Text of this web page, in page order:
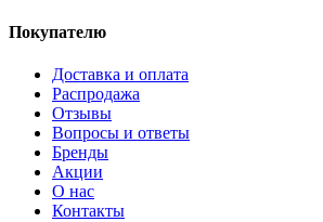
Покупателю
Доставка и оплата
Распродажа
Отзывы
Вопросы и ответы
Бренды
Акции
О нас
Контакты